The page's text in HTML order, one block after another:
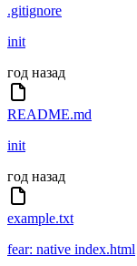
.gitignore
init
год назад
README.md
init
год назад
example.txt
fear: native index.html